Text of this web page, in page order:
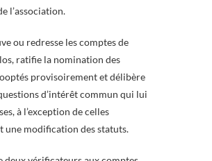
l’association.
ou redresse les comptes de
ratifie la nomination des
provisoirement et délibère
d’intérêt commun qui lui
à l’exception de celles
une modification des statuts.